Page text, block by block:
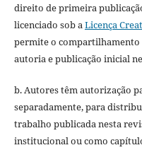
direito de primeira
licenciado sob aLicença
permite o
autoria e publicação inicial
b. Autores têm autorização
separadamente, para
trabalho publicada nesta
institucional ou como